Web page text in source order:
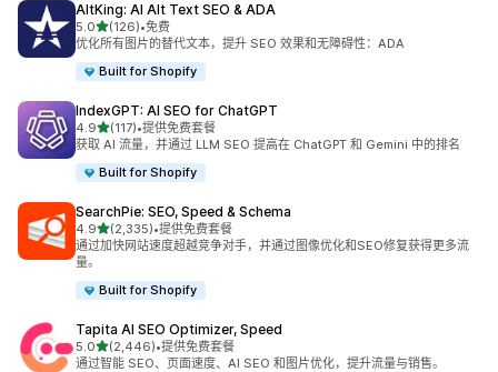
AltKing: AI Alt Text SEO & ADA
5.0星（满分 5 星）
(126)
总共 126 条评论
•免费
优化所有图片的替代文本，提升 SEO 效果和无障碍性：ADA
Built for Shopify
IndexGPT: AI SEO for ChatGPT
4.9星（满分 5 星）
(117)
总共 117 条评论
•提供免费套餐
获取 AI 流量，并通过 LLM SEO 提高在 ChatGPT 和 Gemini 中的排名
Built for Shopify
SearchPie: SEO, Speed & Schema
4.9星（满分 5 星）
(2,335)
总共 2335 条评论
•提供免费套餐
通过加快网站速度超越竞争对手，并通过图像优化和SEO修复获得更多流
量。
Built for Shopify
Tapita AI SEO Optimizer, Speed
5.0星（满分 5 星）
(2,446)
总共 2446 条评论
•提供免费套餐
通过智能 SEO、页面速度、AI SEO 和图片优化，提升流量与销售。